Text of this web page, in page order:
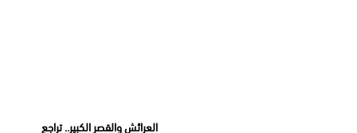
العرائش والقصر الكبير.. تراجع